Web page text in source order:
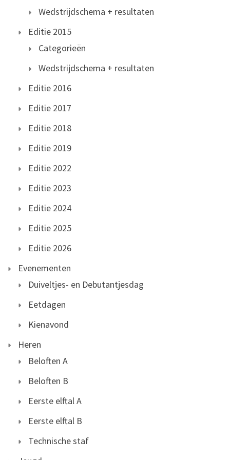
Wedstrijdschema + resultaten
Editie 2015
Categorieën
Wedstrijdschema + resultaten
Editie 2016
Editie 2017
Editie 2018
Editie 2019
Editie 2022
Editie 2023
Editie 2024
Editie 2025
Editie 2026
Evenementen
Duiveltjes- en Debutantjesdag
Eetdagen
Kienavond
Heren
Beloften A
Beloften B
Eerste elftal A
Eerste elftal B
Technische staf